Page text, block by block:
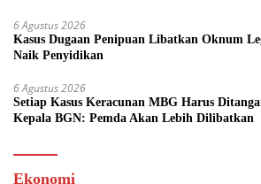
6 Agustus 2026
Kasus Dugaan Penipuan Libatkan Oknum
Naik Penyidikan
6 Agustus 2026
Setiap Kasus Keracunan MBG Harus
Kepala BGN: Pemda Akan Lebih Dilibatkan
Ekonomi